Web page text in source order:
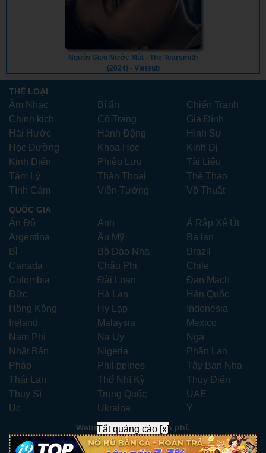
Người Gieo Nước Mắt - The Tearsmith
(2024) - Vietsub
THỂ LOẠI
Âm Nhạc Bí ẩn
Chiến Tranh
Chính kịch
Cổ Trang
Gia Đình
Hài Hước
Hành Động
Hình Sự
Học Đường
Khoa Học
Kinh Dị
Kinh Điển
Phiêu Lưu
Tài Liệu
Tâm Lý
Thần Thoại
Thể Thao
Tình Cảm
Viễn Tưởng Võ Thuật
QUỐC GIA
Ấn Độ Anh
Ả Rập Xê Út
Argentina
Âu Mỹ
Ba lan
Bỉ
Bồ Đào Nha
Brazil
Canada
Châu Phi
Chile
Colombia
Đài Loan
Đan Mạch
Đức
Hà Lan
Hàn Quốc
Hồng Kông
Hy Lạp
Indonesia
Ireland
Malaysia
Mexico
Nam Phi
Na Uy
Nga
Nhật Bản
Nigeria
Phần Lan
Pháp
Philippines
Tây Ban Nha
Thái Lan
Thổ Nhĩ Kỳ
Thụy Điển
Thụy Sĩ
Trung Quốc
UAE
Úc
Ukraina Ý
Website xem phim miễn phí.
Liên hệ:xemphimhay247.com@gmail.com- Telegram:
Tắt quảng cáo [x]